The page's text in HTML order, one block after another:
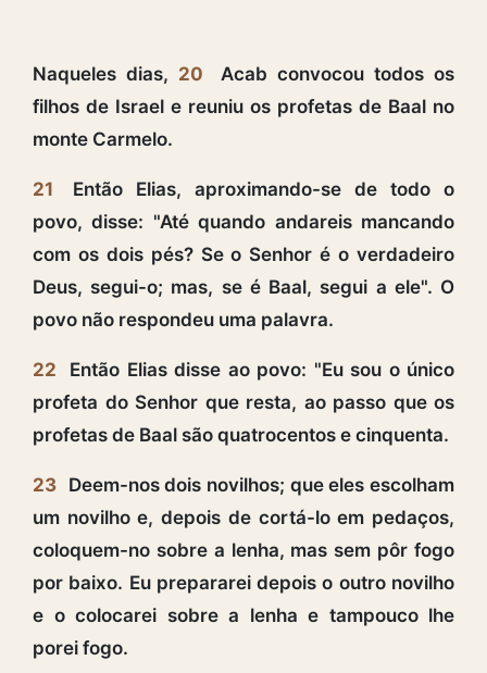
Naqueles dias, 20
Acab convocou todos os
filhos de Israel e reuniu os profetas de Baal no
monte Carmelo.
21
Então Elias, aproximando-se de todo o
povo, disse: "Até quando andareis mancando
com os dois pés? Se o Senhor é o verdadeiro
Deus, segui-o; mas, se é Baal, segui a ele". O
povo não respondeu uma palavra.
22
Então Elias disse ao povo: "Eu sou o único
profeta do Senhor que resta, ao passo que os
profetas de Baal são quatrocentos e cinquenta.
23 Deem-nos dois novilhos; que eles escolham
um novilho e, depois de cortá-lo em pedaços,
coloquem-no sobre a lenha, mas sem pôr fogo
por baixo. Eu prepararei depois o outro novilho
e o colocarei sobre a lenha e tampouco lhe
porei fogo.